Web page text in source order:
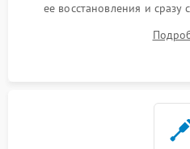
ее восстановления и